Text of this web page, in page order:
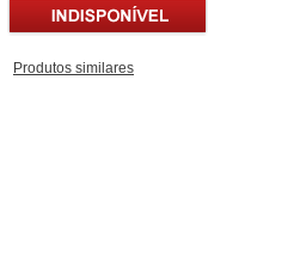
Produtos similares